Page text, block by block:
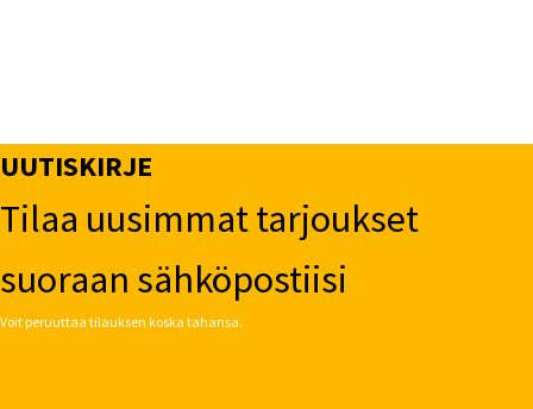
UUTISKIRJE
Tilaa uusimmat tarjoukset
suoraan sähköpostiisi
Voit peruuttaa tilauksen koska tahansa.